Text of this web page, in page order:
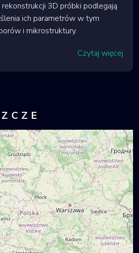
3D próbki podlegają
ich parametrów w tym
i mikrostruktury.
Czytaj więcej